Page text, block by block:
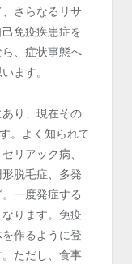
さらなるリサ
免疫疾患症を
、症状事態へ
ます。
り、現在その
。よく知られて
リアック病、
脱毛症、多発
一度発症する
ります。免疫
作るように登
ただし、食事